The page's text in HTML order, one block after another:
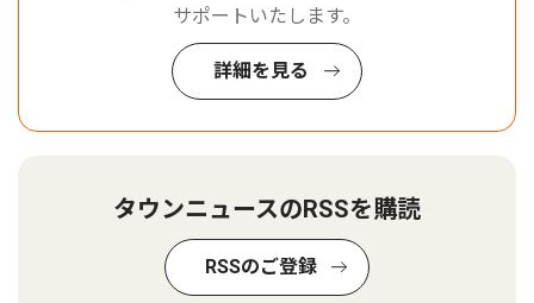
サポートいたします。
詳細を見る
タウンニュースのRSSを購読
RSSのご登録